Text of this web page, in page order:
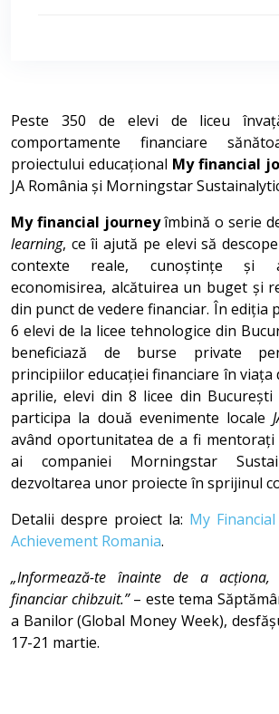
Peste 350 de elevi de liceu
comportamente financiare
proiectului educațional My financial
JA România și Morningstar
My financial journeyîmbină o serie
learning, ce îi ajută pe elevi să
contexte reale, cunoștințe și
economisirea, alcătuirea un buget și
din punct de vedere financiar. În ediția
6 elevi de la licee tehnologice din
beneficiază de burse private
principiilor educației financiare în viața
aprilie, elevi din 8 licee din
participa la două evenimente locale
având oportunitatea de a fi
ai companiei Morningstar
dezvoltarea unor proiecte în sprijinul
Detalii despre proiect la: My
Achievement Romania.
„Informează-te înainte de a
financiar chibzuit.”– este tema
a Banilor (Global Money Week),
17-21 martie.